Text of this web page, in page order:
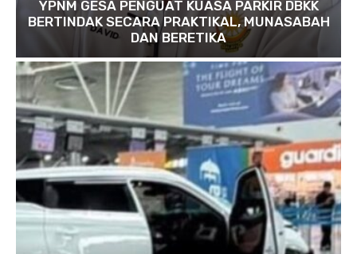
YPNM GESA PENGUAT KUASA PARKIR DBKK
BERTINDAK SECARA PRAKTIKAL, MUNASABAH
DAN BERETIKA